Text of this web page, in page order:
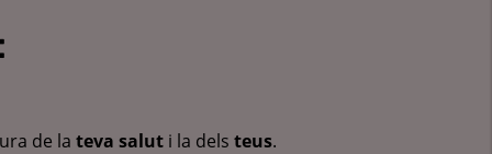
de la teva salut i la dels teus.